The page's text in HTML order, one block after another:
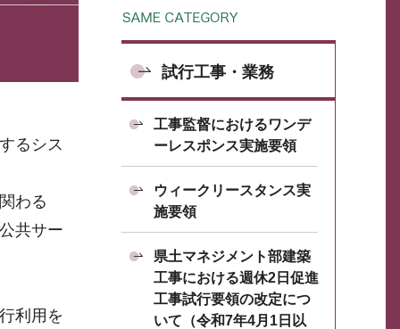
るシス
わる
共サー
利用を
試行工事・業務
工事監督におけるワンデ
ーレスポンス実施要領
ウィークリースタンス実
施要領
県土マネジメント部建築
工事における週休2日促進
工事試行要領の改定につ
いて（令和7年4月1日以